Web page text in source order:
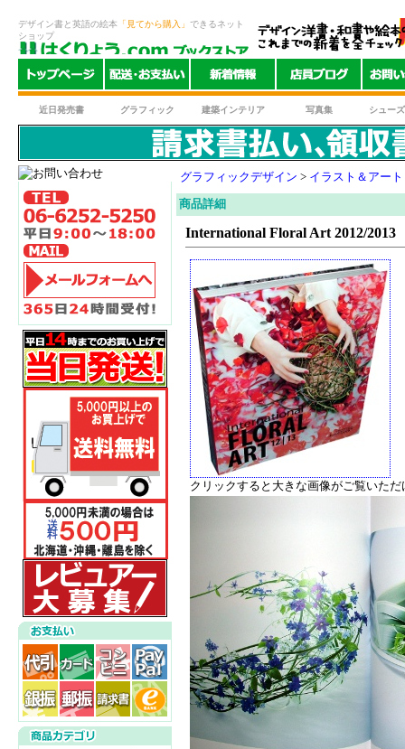
デザイン書と英語の絵本 「見てから購入」 できるネット
ショップ
近日発売書 グラフィック 建築インテリア 写真集 シュー
グラフィックデザイン > イラスト＆アート
商品詳細
International Floral Art 2012/2013
クリックすると大きな画像がご覧いただ